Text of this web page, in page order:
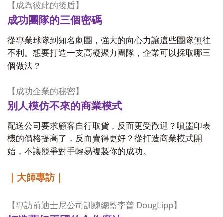
【成為彼此的後盾】
成功團隊的三個密碼
從專業球隊到知名劇團，強大的向心力讓這些團隊無往
不利。想要打造一支高凝聚力團隊，企業可以採取哪三
個做法？
【成功企業的秘密】
別人模仿不來的商業模式
配送公司要求顧客自行取貨，反而更受歡迎？噴墨印表
機的價格提高了，反而賣得更好？從打造商業模式開
始，不讓競爭對手輕易複製你的成功。
｜大師專訪｜
【專訪前迪士尼公司訓練總監李普 DougLipp】